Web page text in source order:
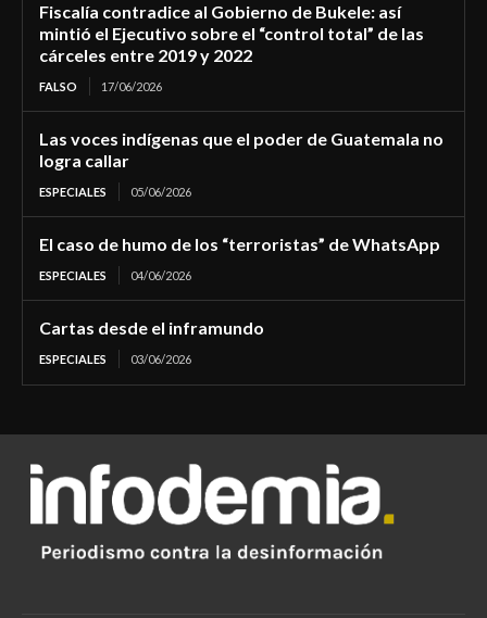
Fiscalía contradice al Gobierno de Bukele: así
mintió el Ejecutivo sobre el “control total” de las
cárceles entre 2019 y 2022
FALSO 17/06/2026
Las voces indígenas que el poder de Guatemala no
logra callar
ESPECIALES 05/06/2026
El caso de humo de los “terroristas” de WhatsApp
ESPECIALES 04/06/2026
Cartas desde el inframundo
ESPECIALES 03/06/2026